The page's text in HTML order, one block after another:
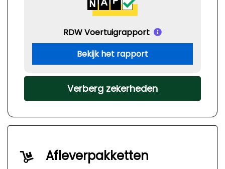
RDW Voertuigrapport
Bekijk het rapport
Verberg zekerheden
Afleverpakketten